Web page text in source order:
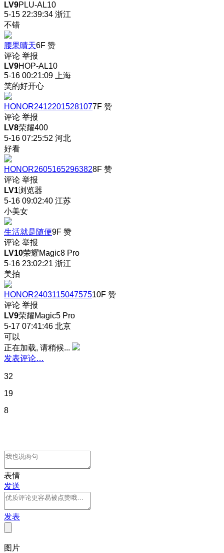
LV9PLU-AL10
5-15 22:39:34 浙江
不错
腰果晴天6F 赞
评论 举报
LV9HOP-AL10
5-16 00:21:09
上海
笑的好开心
HONOR24122015281077F 赞
评论 举报
LV8荣耀400
5-16 07:25:52 河北
好看
HONOR26051652963828F 赞
评论 举报
LV1浏览器
5-16 09:02:40 江苏
小美女
生活就是随便9F 赞
评论 举报
LV10荣耀Magic8 Pro
5-16 23:02:21 浙江
美拍
HONOR240311504757510F 赞
评论 举报
LV9荣耀Magic5 Pro
5-17 07:41:46 北京
可以
正在加载, 请稍候...
发表评论…
32
19
8
表情
发送
发表
图片